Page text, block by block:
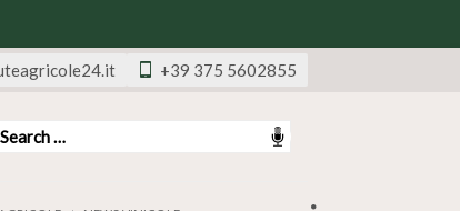
+39 375 5602855